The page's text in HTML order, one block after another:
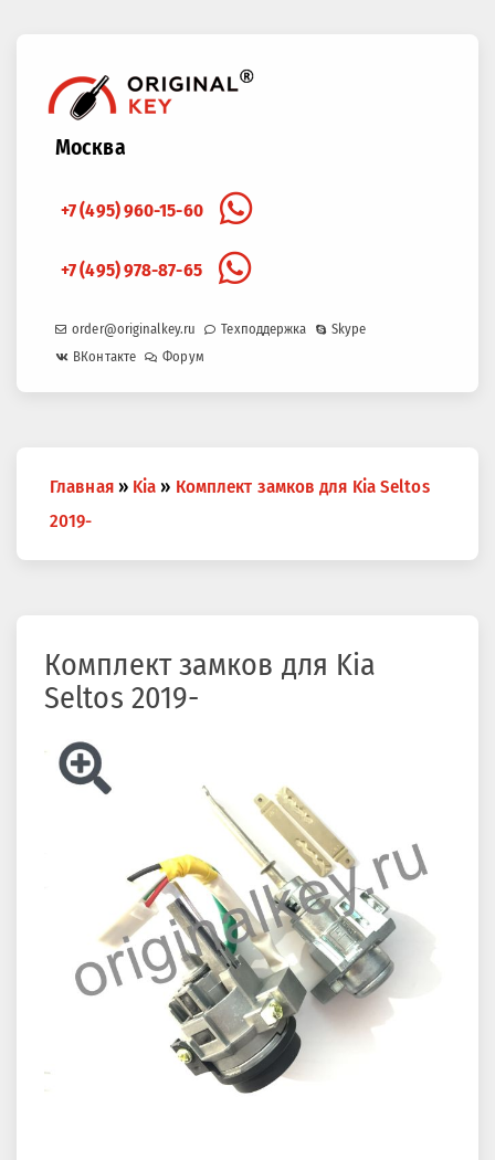
Москва
+7 (495) 960-15-60
+7 (495) 978-87-65
order@originalkey.ru Техподдержка
Skype
ВКонтакте
Форум
здесь
Главная » Kia » Комплект замков для Kia Seltos
2019-
Комплект замков для Kia
Seltos 2019-